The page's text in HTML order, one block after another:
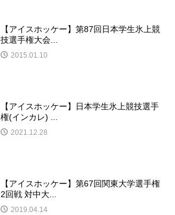
【アイスホッケー】第87回日本学生氷上競
技選手権大会...
2015.01.10
【アイスホッケー】日本学生氷上競技選手
権(インカレ) ...
2021.12.28
【アイスホッケー】第67回関東大学選手権
2回戦 対中大...
2019.04.14